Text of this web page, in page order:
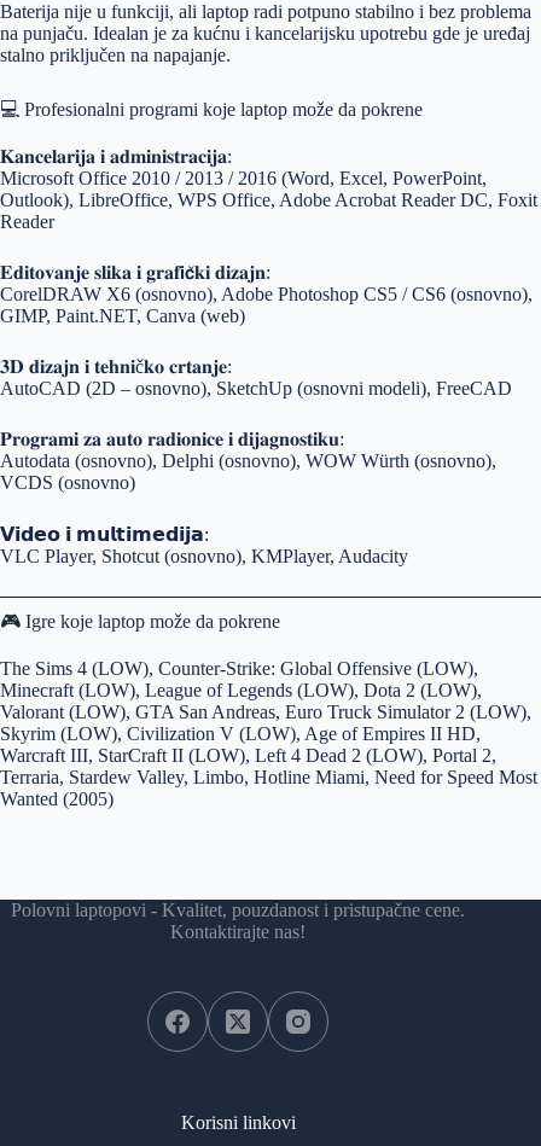
Baterija nije u funkciji, ali laptop radi potpuno stabilno i bez problema
na punjaču. Idealan je za kućnu i kancelarijsku upotrebu gde je uređaj
stalno priključen na napajanje.
💻 Profesionalni programi koje laptop može da pokrene
𝐊𝐚𝐧𝐜𝐞𝐥𝐚𝐫𝐢𝐣𝐚 𝐢 𝐚𝐝𝐦𝐢𝐧𝐢𝐬𝐭𝐫𝐚𝐜𝐢𝐣𝐚:
Microsoft Office 2010 / 2013 / 2016 (Word, Excel, PowerPoint,
Outlook), LibreOffice, WPS Office, Adobe Acrobat Reader DC, Foxit
Reader
𝐄𝐝𝐢𝐭𝐨𝐯𝐚𝐧𝐣𝐞 𝐬𝐥𝐢𝐤𝐚 𝐢 𝐠𝐫𝐚𝐟𝗶𝗰̌𝐤𝐢 𝐝𝐢𝐳𝐚𝐣𝐧:
CorelDRAW X6 (osnovno), Adobe Photoshop CS5 / CS6 (osnovno),
GIMP, Paint.NET, Canva (web)
𝟑𝐃 𝐝𝐢𝐳𝐚𝐣𝐧 𝐢 𝐭𝐞𝐡𝐧𝐢č𝐤𝐨 𝐜𝐫𝐭𝐚𝐧𝐣𝐞:
AutoCAD (2D – osnovno), SketchUp (osnovni modeli), FreeCAD
𝐏𝐫𝐨𝐠𝐫𝐚𝐦𝐢 𝐳𝐚 𝐚𝐮𝐭𝐨 𝐫𝐚𝐝𝐢𝐨𝐧𝐢𝐜𝐞 𝐢 𝐝𝐢𝐣𝐚𝐠𝐧𝐨𝐬𝐭𝐢𝐤𝐮:
Autodata (osnovno), Delphi (osnovno), WOW Würth (osnovno),
VCDS (osnovno)
𝗩𝗶𝗱𝗲𝗼 𝗶 𝗺𝘂𝗹𝘁𝗶𝗺𝗲𝗱𝗶𝗷𝗮:
VLC Player, Shotcut (osnovno), KMPlayer, Audacity
🎮 Igre koje laptop može da pokrene
The Sims 4 (LOW), Counter-Strike: Global Offensive (LOW),
Minecraft (LOW), League of Legends (LOW), Dota 2 (LOW),
Valorant (LOW), GTA San Andreas, Euro Truck Simulator 2 (LOW),
Skyrim (LOW), Civilization V (LOW), Age of Empires II HD,
Warcraft III, StarCraft II (LOW), Left 4 Dead 2 (LOW), Portal 2,
Terraria, Stardew Valley, Limbo, Hotline Miami, Need for Speed Most
Wanted (2005)
Polovni laptopovi - Kvalitet, pouzdanost i pristupačne cene.
Kontaktirajte nas!
Korisni linkovi